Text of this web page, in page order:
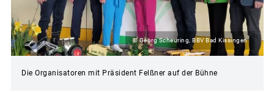
© Georg Scheuring, BBV Bad Kissingen
Die Organisatoren mit Präsident Felßner auf der Bühne